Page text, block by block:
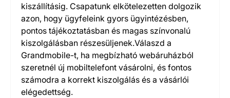
kiszállításig. Csapatunk elkötelezetten dolgozik
azon, hogy ügyfeleink gyors ügyintézésben,
pontos tájékoztatásban és magas színvonalú
kiszolgálásban részesüljenek.Válaszd a
Grandmobile-t, ha megbízható webáruházból
szeretnél új mobiltelefont vásárolni, és fontos
számodra a korrekt kiszolgálás és a vásárlói
elégedettség.